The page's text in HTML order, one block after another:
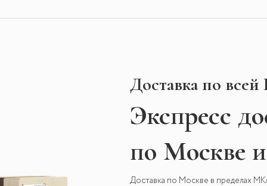
Доставка по
Экспресс
по Москве
Доставка по Москве в пределах